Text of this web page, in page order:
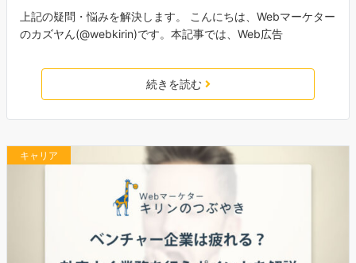
上記の疑問・悩みを解決します。 こんにちは、Webマーケター
のカズヤん(@webkirin)です。本記事では、Web広告
続きを読む
キャリア